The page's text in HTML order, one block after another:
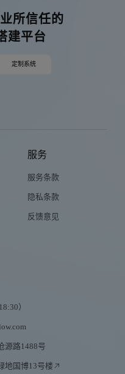
所信任的
建平台
定制系统
服务
服务条款
隐私条款
反馈意见
）
源路1488号
地国博13号楼